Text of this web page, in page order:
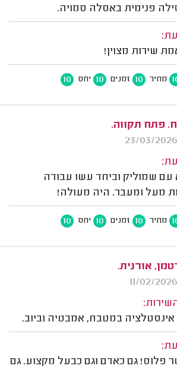
פנימית באסלה סמויה.
שירות מצוין!
מחיר 10 זמנים 10 יחס 10
פתח תקווה.
עם שמוליק וביחד עשו עבודה
מעל ומעבר. היה מעולה!
מחיר 10 זמנים 10 יחס 10
אורנית.
אינסטלציה במטבח, אמבטיה וביוב.
פלוס! גם כאדם וגם כבעל מקצוע. גם